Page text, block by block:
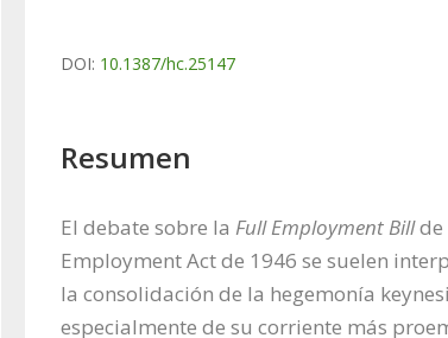
DOI: 10.1387/hc.25147
Resumen
El debate sobre la Full Employment Bill de
Employment Act de 1946 se suelen
la consolidación de la hegemonía
especialmente de su corriente más